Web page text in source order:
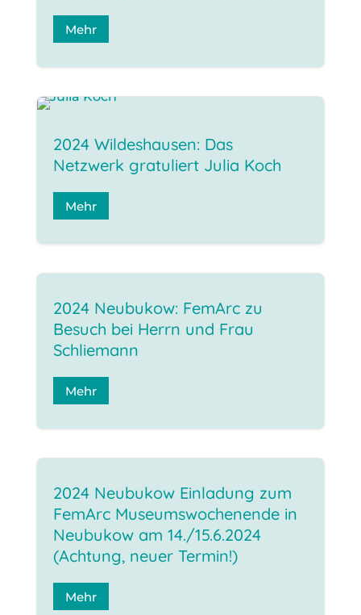
Mehr
2024 Wildeshausen: Das
Netzwerk gratuliert Julia Koch
Mehr
2024 Neubukow: FemArc zu
Besuch bei Herrn und Frau
Schliemann
Mehr
2024 Neubukow Einladung zum
FemArc Museumswochenende in
Neubukow am 14./15.6.2024
(Achtung, neuer Termin!)
Mehr